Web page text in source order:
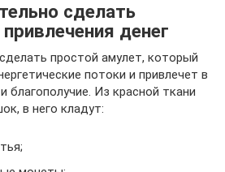
сделать
денег
простой амулет, который
потоки и привлечет в
благополучие. Из красной ткани
в него кладут: